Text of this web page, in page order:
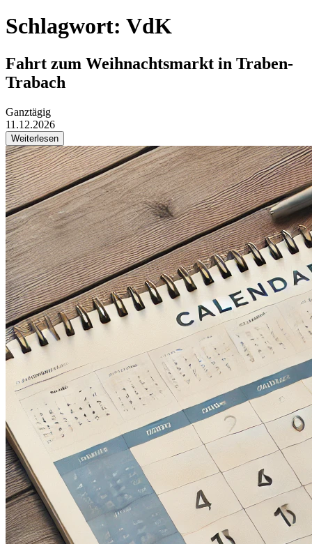
Schlagwort: VdK
Fahrt zum Weihnachtsmarkt in Traben-
Trabach
Ganztägig
11.12.2026
Weiterlesen